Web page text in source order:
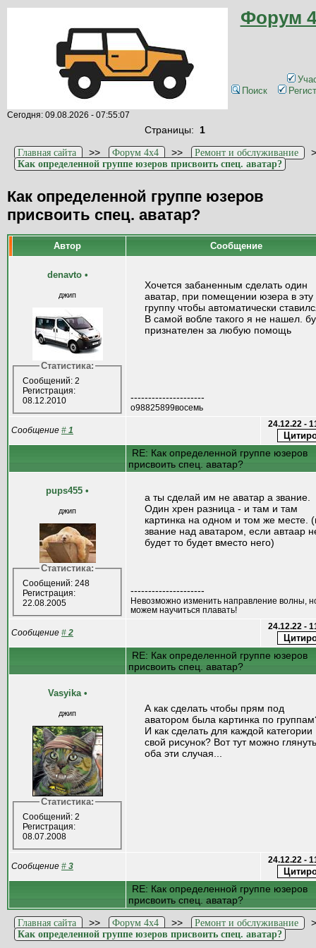
Форум
Поиск
Сегодня: 09.08.2026 - 07:55:07
Страницы: 1
Главная сайта >> Форум 4x4 >> Ремонт и обслуживание
Как определенной группе юзеров присвоить спец. аватар?
Как определенной группе юзеров
присвоить спец. аватар?
Автор Сообщение
denavto •
джип
Статистика:
Сообщений: 2
Регистрация:
08.12.2010
Хочется забаненным сделать один
аватар, при помещении юзера в эту
группу чтобы автоматически
В самой вобле такого я не нашел.
признателен за любую помощь
---------------------
o98825899восемь
Сообщение # 1
24.12.22 -
RE: Как определенной группе юзеров
присвоить спец. аватар?
pups455 •
джип
Статистика:
Сообщений: 248
Регистрация:
22.08.2005
а ты сделай им не аватар а звание.
Один хрен разница - и там и там
картинка на одном и том же месте.
звание над аватаром, если автаар
будет то будет вместо него)
---------------------
Невозможно изменить направление волны,
можем научиться плавать!
Сообщение # 2
24.12.22 -
RE: Как определенной группе юзеров
присвоить спец. аватар?
Vasyika •
джип
Статистика:
Сообщений: 2
Регистрация:
08.07.2008
А как сделать чтобы прям под
аватором была картинка по
И как сделать для каждой категории
свой рисунок? Вот тут можно глянуть
оба эти случая...
Сообщение # 3
24.12.22 -
RE: Как определенной группе юзеров
присвоить спец. аватар?
Главная сайта >> Форум 4x4 >> Ремонт и обслуживание
Как определенной группе юзеров присвоить спец. аватар?